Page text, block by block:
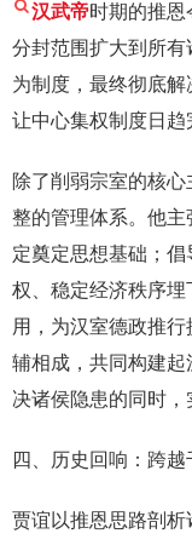
汉武帝时期的推
分封范围扩大到所
为制度，最终彻底解
让中心集权制度日趋
除了削弱宗室的核
整的管理体系。他
定奠定思想基础；
权、稳定经济秩序
用，为汉室德政推
辅相成，共同构建
决诸侯隐患的同时，
四、历史回响：跨
贾谊以推恩思路剖